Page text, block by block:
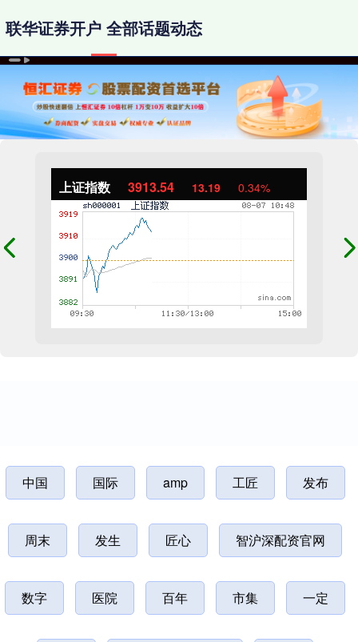
上证指数 3913.54 13.19 0.34%
联华证券开户 全部话题动态
中国 国际 amp 工匠 发布
周末 发生 匠心 智沪深配资官网
数字 医院 百年 市集 一定